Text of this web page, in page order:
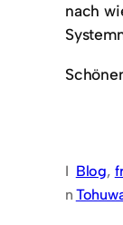
nach
I
n
Blog,